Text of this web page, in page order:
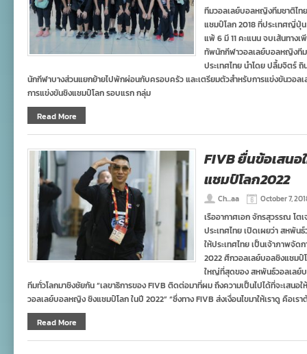
ทีมวอลเลย์บอลหญิงทีมชาติไท
แชมป์โลก 2018 ที่ประเทศญี่ปุ่
แพ้ 6 มี 11 คะแนน จบเส้นทางเ
ทัพนักกีฬาวอลเลย์บอลหญิงทีม
ประเทศไทย นำโดย ปลื้มจิตร์
นักกีฬาบางส่วนแยกย้ายไปพักผ่อนกับครอบครัว และเตรียมตัวสำหรับการแข่งขันวอล
การแข่งขันชิงแชมป์โลก รอบแรก กลุ่ม
Read More
FIVB ยื่นข้อเสนอ
แชมป์โลก2022
Ch...aa October 7,
เรืออากาศเอก จักรสุวรรณ โต
ประเทศไทย เปิดเผยว่า สหพัน
ให้ประเทศไทย เป็นเจ้าภาพจั
2022 ศึกวอลเลย์บอลชิงแชมป์
ใหญ่ที่สุดของ สหพันธ์วอลเลย์บ
ทีมทั่วโลกมาชิงชัยกัน “เลขาธิการของ FIVB ติดต่อมาที่ผม ถึงความเป็นไปได้ที่จะเสนอใ
วอลเลย์บอลหญิง ชิงแชมป์โลก ในปี 2022” “ซึ่งทาง FIVB ส่งเงื่อนไขมาให้เราดู คือเร
Read More